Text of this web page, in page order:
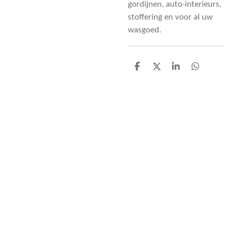
gordijnen, auto-interieurs,
stoffering en voor al uw
wasgoed.
D
D
S
D